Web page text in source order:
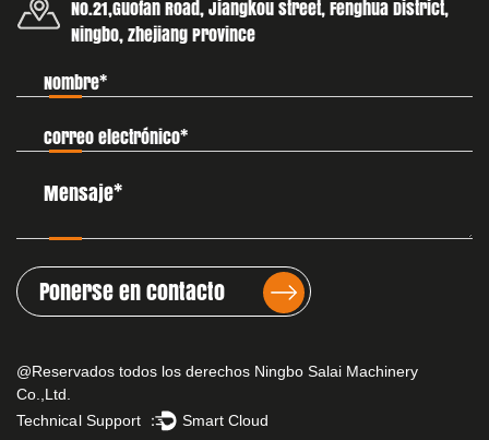
No.21,Guofan Road, Jiangkou street, Fenghua District,
Ningbo, Zhejiang Province
Ponerse en contacto
@Reservados todos los derechos Ningbo Salai Machinery
Co.,Ltd.
Technical Support ： Smart Cloud